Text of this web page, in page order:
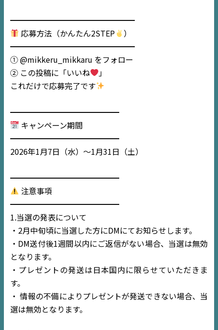
TOP
NEWS
住宅情報誌ミッケル
エリア
内房エリア
デジタルサイネージ
不動産一括査定
━━━━━━━━━━━━━━━━
応募方法（かんたん2STEP
）
━━━━━━━━━━━━━━━━
① @mikkeru_mikkaru をフォロー
② この投稿に「いいね
」
これだけで応募完了です
━━━━━━━━━━━━━━
キャンペーン期間
━━━━━━━━━━━━━━
2026年1月7日（水）〜1月31日（土）
━━━━━━━━━━━━━━
注意事項
━━━━━━━━━━━━━━
1.当選の発表について
・2月中旬頃に当選した方にDMにてお知らせします。
・DM送付後1週間以内にご返信がない場合、当選は無効
となります。
・プレゼントの発送は日本国内に限らせていただきま
す。
・ 情報の不備によりプレゼントが発送できない場合、当
選は無効となります。